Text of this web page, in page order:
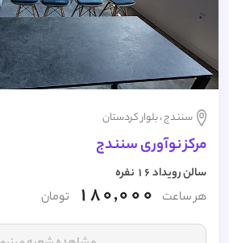
سنندج ، بلوار کردستان
مرکز نوآوری سنندج
سالن رویداد 16 نفره
هر ساعت 180,000 تومان